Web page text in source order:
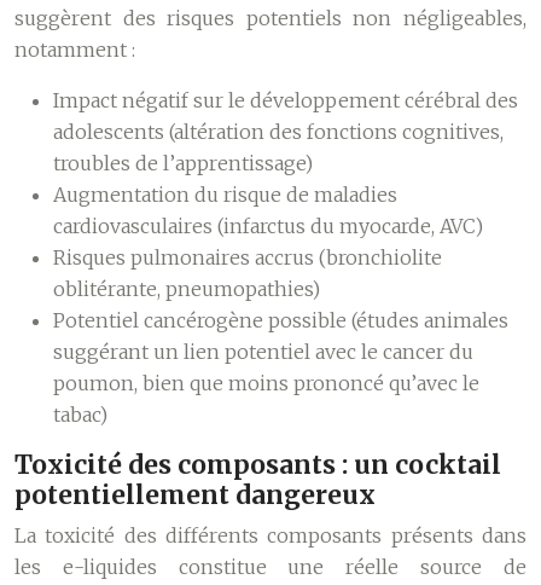
suggèrent des risques potentiels non négligeables,
notamment :
Impact négatif sur le développement cérébral des
adolescents (altération des fonctions cognitives,
troubles de l’apprentissage)
Augmentation du risque de maladies
cardiovasculaires (infarctus du myocarde, AVC)
Risques pulmonaires accrus (bronchiolite
oblitérante, pneumopathies)
Potentiel cancérogène possible (études animales
suggérant un lien potentiel avec le cancer du
poumon, bien que moins prononcé qu’avec le
tabac)
Toxicité des composants : un cocktail
potentiellement dangereux
La toxicité des différents composants présents dans
les e-liquides constitue une réelle source de